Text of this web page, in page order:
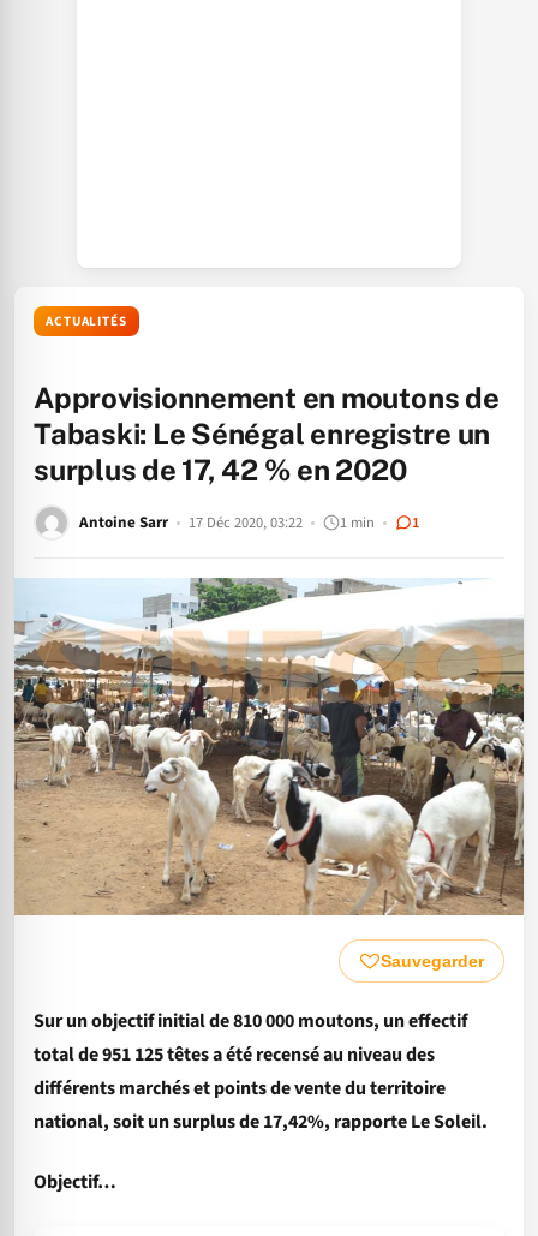
ACTUALITÉS
Approvisionnement en moutons de
Tabaski: Le Sénégal enregistre un
surplus de 17, 42 % en 2020
Antoine Sarr 17 Déc 2020, 03:22 1 min 1
Sauvegarder
Sur un objectif initial de 810 000 moutons, un effectif
total de 951 125 têtes a été recensé au niveau des
différents marchés et points de vente du territoire
national, soit un surplus de 17,42%, rapporte Le Soleil.
Objectif…